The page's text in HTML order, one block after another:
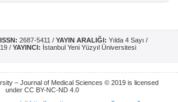
2687-5411 / YAYIN ARALIĞI: Yılda 4 Sayı /
/ YAYINCI: İstanbul Yeni Yüzyıl Üniversitesi
– Journal of Medical Sciences © 2019 is licensed
under CC BY-NC-ND 4.0